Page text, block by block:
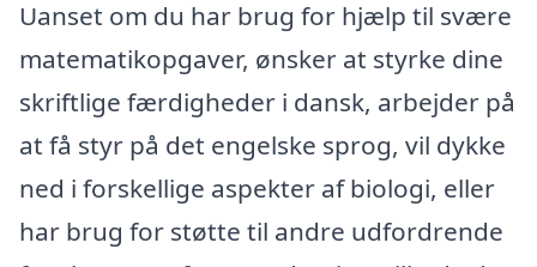
Uanset om du har brug for hjælp til svære
matematikopgaver, ønsker at styrke dine
skriftlige færdigheder i dansk, arbejder på
at få styr på det engelske sprog, vil dykke
ned i forskellige aspekter af biologi, eller
har brug for støtte til andre udfordrende